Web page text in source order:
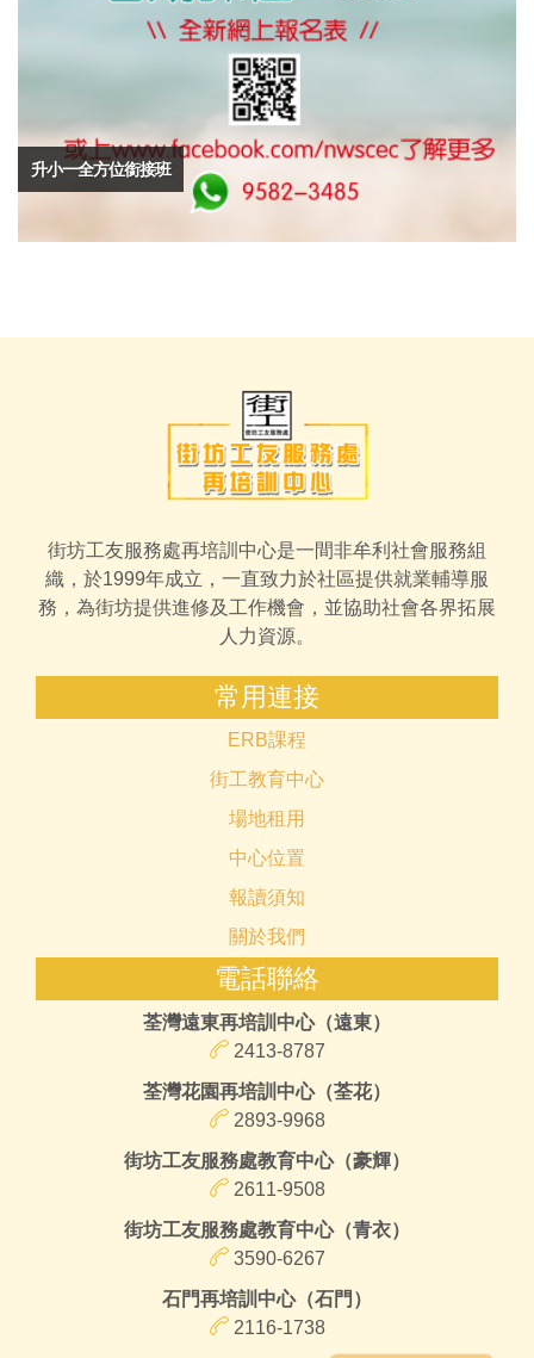
升小一全方位銜接班
街坊工友服務處再培訓中心是一間非牟利社會服務組
織，於1999年成立，一直致力於社區提供就業輔導服
務，為街坊提供進修及工作機會，並協助社會各界拓展
人力資源。
常用連接
ERB課程
街工教育中心
場地租用
中心位置
報讀須知
關於我們
電話聯絡
荃灣遠東再培訓中心（遠東）
2413-8787
荃灣花園再培訓中心（荃花）
2893-9968
街坊工友服務處教育中心（豪輝）
2611-9508
街坊工友服務處教育中心（青衣）
3590-6267
石門再培訓中心（石門）
2116-1738